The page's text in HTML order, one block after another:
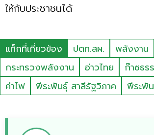
ให้กับประชาชนได้
แท็กที่เกี่ยวข้อง ปตท.สผ.
พลังงาน
กระทรวงพลังงาน
อ่าวไทย ก๊าซธร
ค่าไฟ
พีระพันธุ์ สาลีรัฐวิภาค พีระพั